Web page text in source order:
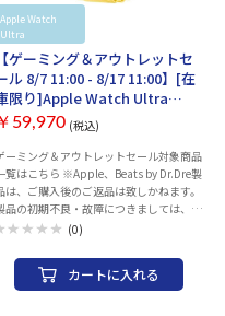
Apple Watch
Ultra
【ゲーミング＆アウトレットセ
ル 8/7 11:00 - 8/17 11:00】[在
限り]Apple Watch Ultra
GPS+Cellularモデル 49mm
MNHG3J/A [イエローオーシャン
ンド]
￥59,970 (税込)
ーミング＆アウトレットセール対象商品
はこちら ※Apple、Beats by Dr.Dre製
は、ご購入後のご返品は致しかねます。
品の初期不良・故障につきましては、
サポートセンターまでお問い合わせ
が付属致しません。保証の際には、納品書
（購入証明書）が必要となりますので、大
切に保管ください。AppleCareサービス＆
(0)
カートに入れる